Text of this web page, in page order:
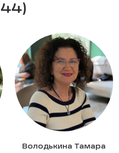
Володькина Тамара